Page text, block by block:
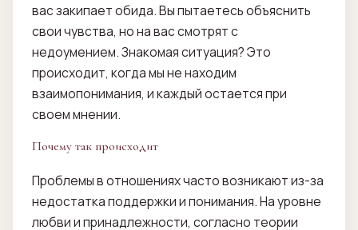
вас закипает обида. Вы пытаетесь объяснить
свои чувства, но на вас смотрят с
недоумением. Знакомая ситуация? Это
происходит, когда мы не находим
взаимопонимания, и каждый остается при
своем мнении.
Почему так происходит
Проблемы в отношениях часто возникают из-за
недостатка поддержки и понимания. На уровне
любви и принадлежности, согласно теории